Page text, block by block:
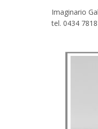
Imaginario
tel. 0434